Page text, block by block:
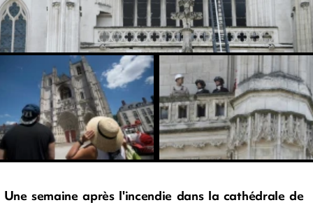
Une semaine après l'incendie dans la cathédrale de